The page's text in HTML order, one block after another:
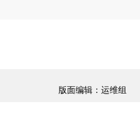
版面编辑：运维组